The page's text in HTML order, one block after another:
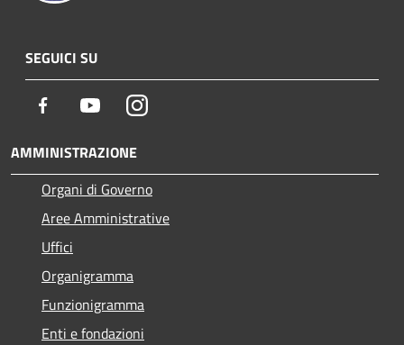
SEGUICI SU
Facebook YoutubeInstagram
AMMINISTRAZIONE
Organi di Governo
Aree Amministrative
Uffici
Organigramma
Funzionigramma
Enti e fondazioni